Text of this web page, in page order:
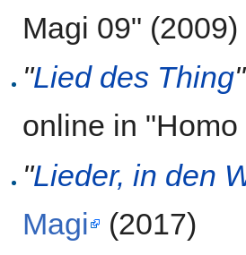
Magi 09" (2009)
"Lied des Thing"
online in
"Lieder, in den
Magi
(2017)